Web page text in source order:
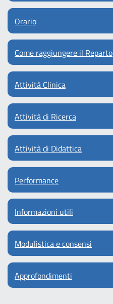
Orario
Come raggiungere il Reparto
Attività Clinica
Attività di Ricerca
Attività di Didattica
Performance
Informazioni utili
Modulistica e consensi
Approfondimenti